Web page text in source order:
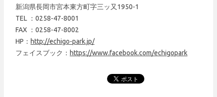
新潟県長岡市宮本東方町字三ッ又1950-1
TEL ：0258-47-8001
FAX ：0258-47-8002
HP： http://echigo-park.jp/
フェイスブック： https://www.facebook.com/echigopark